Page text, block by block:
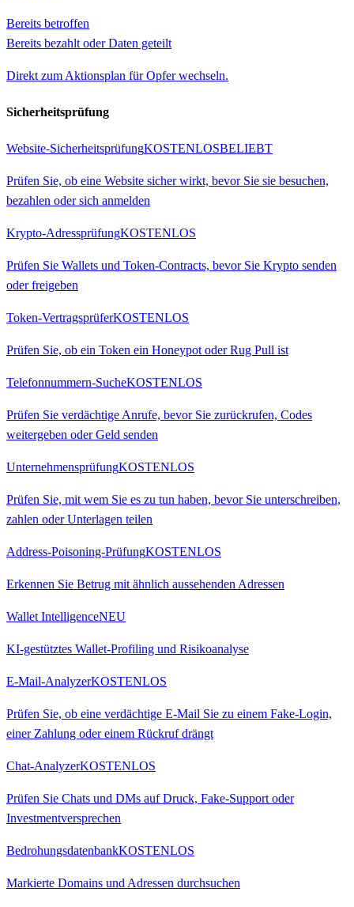
Bereits betroffen
Bereits bezahlt oder Daten geteilt
Direkt zum Aktionsplan für Opfer wechseln.
Sicherheitsprüfung
Website-SicherheitsprüfungKOSTENLOSBELIEBT
Prüfen Sie, ob eine Website sicher wirkt, bevor Sie sie besuchen,
bezahlen oder sich anmelden
Krypto-AdressprüfungKOSTENLOS
Prüfen Sie Wallets und Token-Contracts, bevor Sie Krypto senden
oder freigeben
Token-VertragsprüferKOSTENLOS
Prüfen Sie, ob ein Token ein Honeypot oder Rug Pull ist
Telefonnummern-SucheKOSTENLOS
Prüfen Sie verdächtige Anrufe, bevor Sie zurückrufen, Codes
weitergeben oder Geld senden
UnternehmensprüfungKOSTENLOS
Prüfen Sie, mit wem Sie es zu tun haben, bevor Sie unterschreiben,
zahlen oder Unterlagen teilen
Address-Poisoning-PrüfungKOSTENLOS
Erkennen Sie Betrug mit ähnlich aussehenden Adressen
Wallet IntelligenceNEU
KI-gestütztes Wallet-Profiling und Risikoanalyse
E-Mail-AnalyzerKOSTENLOS
Prüfen Sie, ob eine verdächtige E-Mail Sie zu einem Fake-Login,
einer Zahlung oder einem Rückruf drängt
Chat-AnalyzerKOSTENLOS
Prüfen Sie Chats und DMs auf Druck, Fake-Support oder
Investmentversprechen
BedrohungsdatenbankKOSTENLOS
Markierte Domains und Adressen durchsuchen